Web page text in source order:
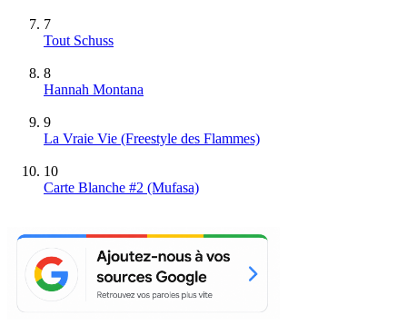
7
Tout Schuss
8
Hannah Montana
9
La Vraie Vie (Freestyle des Flammes)
10
Carte Blanche #2 (Mufasa)